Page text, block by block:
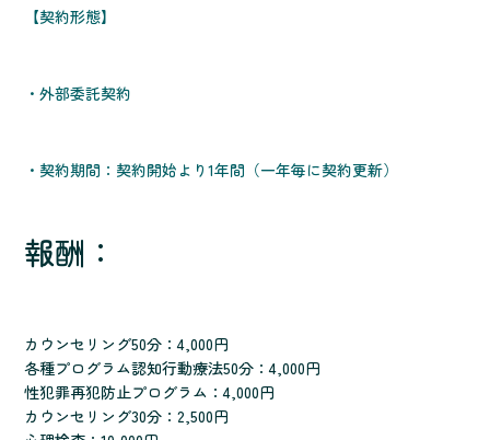
【契約形態】
・外部委託契約
・契約期間：契約開始より1年間（一年毎に契約更新）
報酬：
カウンセリング50分：4,000円
各種プログラム認知行動療法50分：4,000円
性犯罪再犯防止プログラム：4,000円
カウンセリング30分：2,500円